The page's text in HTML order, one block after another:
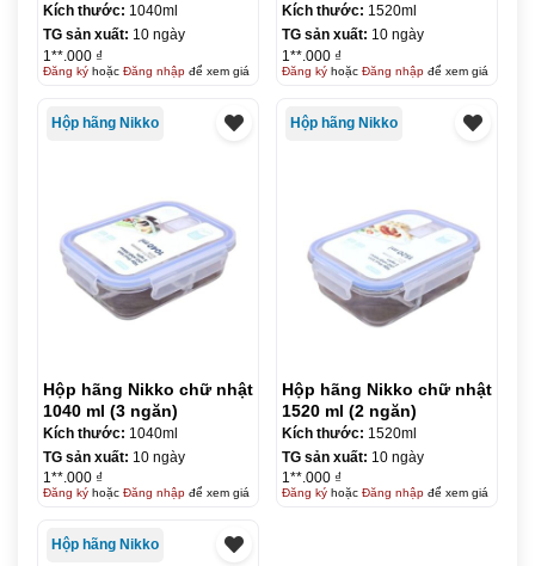
Kích thước: 1040ml
TG sản xuất: 10 ngày
1**.000 ₫
Đăng kýhoặc Đăng nhậpđể xem giá
Kích thước: 1520ml
TG sản xuất: 10 ngày
1**.000 ₫
Đăng kýhoặc Đăng nhậpđể xem giá
Hộp hãng Nikko
Hộp hãng Nikko chữ nhật
1040 ml (3 ngăn)
Kích thước: 1040ml
TG sản xuất: 10 ngày
1**.000 ₫
Đăng kýhoặc Đăng nhậpđể xem giá
Hộp hãng Nikko
Hộp hãng Nikko chữ nhật
1520 ml (2 ngăn)
Kích thước: 1520ml
TG sản xuất: 10 ngày
1**.000 ₫
Đăng kýhoặc Đăng nhậpđể xem giá
Hộp hãng Nikko